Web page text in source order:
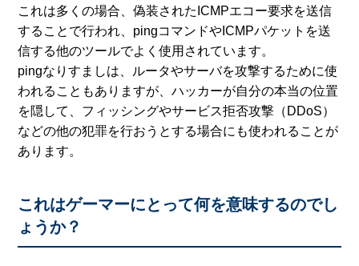
これは多くの場合、偽装されたICMPエコー要求を送信
することで行われ、pingコマンドやICMPパケットを送
信する他のツールでよく使用されています。
pingなりすましは、ルータやサーバを攻撃するために使
われることもありますが、ハッカーが自分の本当の位置
を隠して、フィッシングやサービス拒否攻撃（DDoS）
などの他の犯罪を行おうとする場合にも使われることが
あります。
これはゲーマーにとって何を意味するのでし
ょうか？